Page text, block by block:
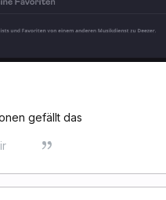
gefällt das